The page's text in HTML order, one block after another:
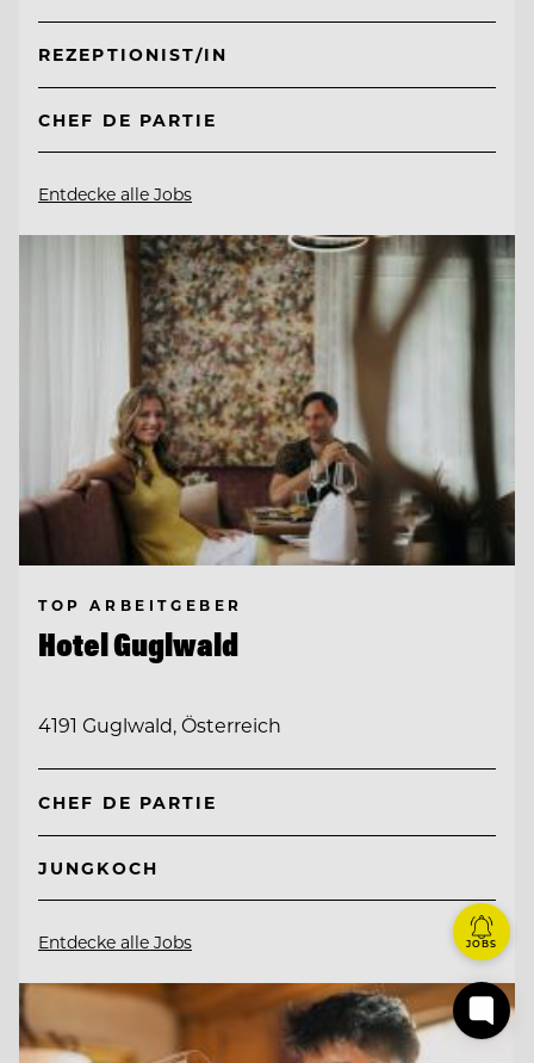
REZEPTIONIST/IN
CHEF DE PARTIE
Entdecke alle Jobs
TOP ARBEITGEBER
Hotel Guglwald
4191 Guglwald, Österreich
CHEF DE PARTIE
JUNGKOCH
Entdecke alle Jobs JOBS